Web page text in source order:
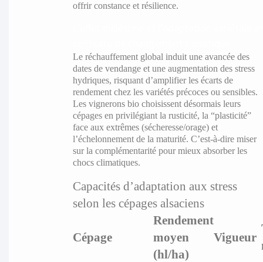
offrir constance et résilience.
Le réchauffement global induit une avancée des
dates de vendange et une augmentation des stress
hydriques, risquant d’amplifier les écarts de
rendement chez les variétés précoces ou sensibles.
Les vignerons bio choisissent désormais leurs
cépages en privilégiant la rusticité, la “plasticité”
face aux extrêmes (sécheresse/orage) et
l’échelonnement de la maturité. C’est-à-dire miser
sur la complémentarité pour mieux absorber les
chocs climatiques.
Capacités d’adaptation aux stress
selon les cépages alsaciens
Cépage
Rendement
moyen
(hl/ha)
Vigueur